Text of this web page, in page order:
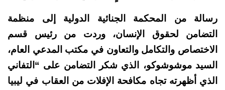
رسالة من المحكمة الجنائية الدولية إلى منظمة
التضامن لحقوق الإنسان، وردت من رئيس قسم
الاختصاص والتكامل والتعاون في مكتب المدعي العام،
السيد موشوشوكو، الذي شكر التضامن على “التفاني
الذي أظهرته تجاه مكافحة الإفلات من العقاب في ليبيا